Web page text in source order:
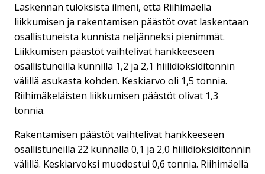
Laskennan tuloksista ilmeni, että Riihimäellä
liikkumisen ja rakentamisen päästöt ovat laskentaan
osallistuneista kunnista neljänneksi pienimmät.
Liikkumisen päästöt vaihtelivat hankkeeseen
osallistuneilla kunnilla 1,2 ja 2,1 hiilidioksiditonnin
välillä asukasta kohden. Keskiarvo oli 1,5 tonnia.
Riihimäkeläisten liikkumisen päästöt olivat 1,3
tonnia.
Rakentamisen päästöt vaihtelivat hankkeeseen
osallistuneilla 22 kunnalla 0,1 ja 2,0 hiilidioksiditonnin
välillä. Keskiarvoksi muodostui 0,6 tonnia. Riihimäellä